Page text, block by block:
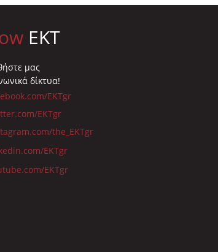
EKT
μας
δίκτυα!
EKTgr
EKTgr
the_EKTgr
EKTgr
EKTgr